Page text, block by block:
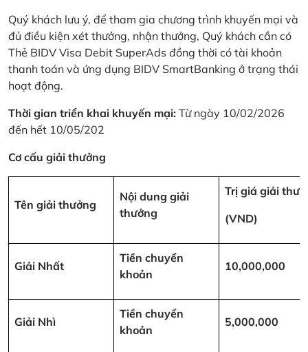
Quý khách lưu ý, để tham gia chương trình khuyến mại và
đủ điều kiện xét thưởng, nhận thưởng, Quý khách cần có
Thẻ BIDV Visa Debit SuperAds đồng thời có tài khoản
thanh toán và ứng dụng BIDV SmartBanking ở trạng thái
hoạt động.
Thời gian triển khai khuyến mại: Từ ngày 10/02/2026
đến hết 10/05/202
Cơ cấu giải thưởng
Tên giải thưởng
Nội dung giải
thưởng
Trị giá giải
(VND)
Giải Nhất
Tiền chuyển
khoản
10,000,000
Giải Nhì
Tiền chuyển
khoản
5,000,000